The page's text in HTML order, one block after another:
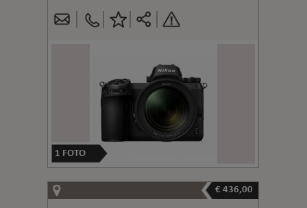
1 FOTO
€ 436,00